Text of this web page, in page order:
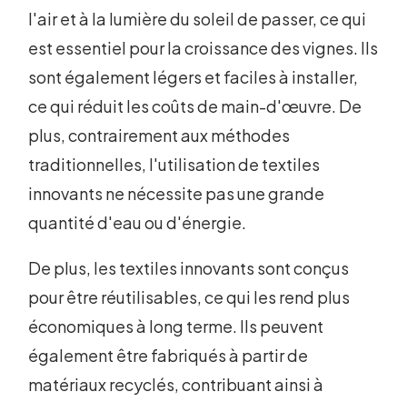
l'air et à la lumière du soleil de passer, ce qui
est essentiel pour la croissance des vignes. Ils
sont également légers et faciles à installer,
ce qui réduit les coûts de main-d'œuvre. De
plus, contrairement aux méthodes
traditionnelles, l'utilisation de textiles
innovants ne nécessite pas une grande
quantité d'eau ou d'énergie.
De plus, les textiles innovants sont conçus
pour être réutilisables, ce qui les rend plus
économiques à long terme. Ils peuvent
également être fabriqués à partir de
matériaux recyclés, contribuant ainsi à